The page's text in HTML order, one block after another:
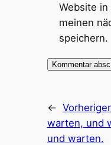
Website
meinen
speichern.
←
warten, und
und warten.